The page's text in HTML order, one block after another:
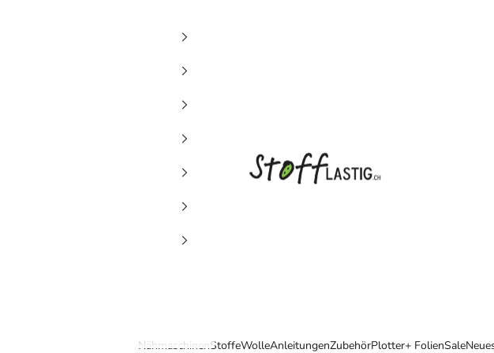
Stofflastig
NähmaschinenStoffeWolleAnleitungenZubehörPlotter+ FolienSale